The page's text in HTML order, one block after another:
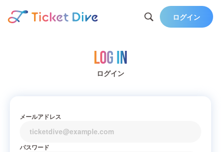
ログイン
Log in
ログイン
メールアドレス
パスワード